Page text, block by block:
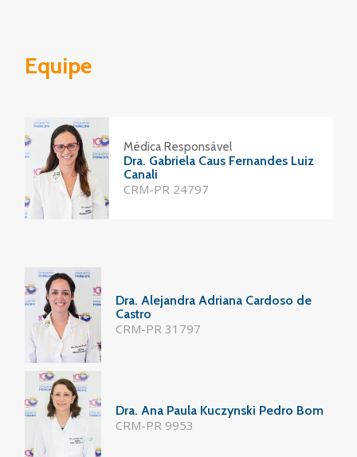
Equipe
Médica Responsável
Dra. Gabriela Caus Fernandes Luiz
Canali
CRM-PR 24797
Dra. Alejandra Adriana Cardoso de
Castro
CRM-PR 31797
Dra. Ana Paula Kuczynski Pedro Bom
CRM-PR 9953